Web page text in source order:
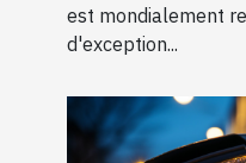
est mondialement
d'exception...